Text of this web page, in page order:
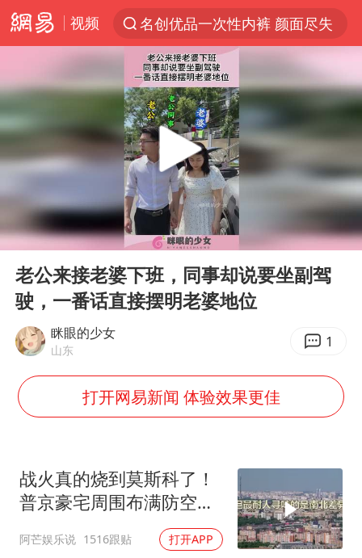
视频
名创优品一次性内裤 颜面尽失
解锁各地夏日限定体验
白海豚将正面袭击贯穿浙江
四川宜宾市珙县发生3.4级地震
黄金创今年来最大单周涨幅
香港宏福苑火灾或由烟头引起
浙江台州《告全体市民书》
媒体：“内容由AI生成”不是免责盾牌
女主硬加吻戏短剧已下架
郑丽文：台湾从来没有“独立”过
多个明星演唱会取消
万岁山接盘烂尾恒大文旅城
上海轮渡全线停航
Play
00:00 00:12
老公来接老婆下班，同事却说要坐副驾
驶，一番话直接摆明老婆地位
眯眼的少女
山东 1
打开网易新闻 体验效果更佳
战火真的烧到莫斯科了！
普京豪宅周围布满防空
塔，大战一触即发2
阿芒娱乐说 1516跟贴 打开APP